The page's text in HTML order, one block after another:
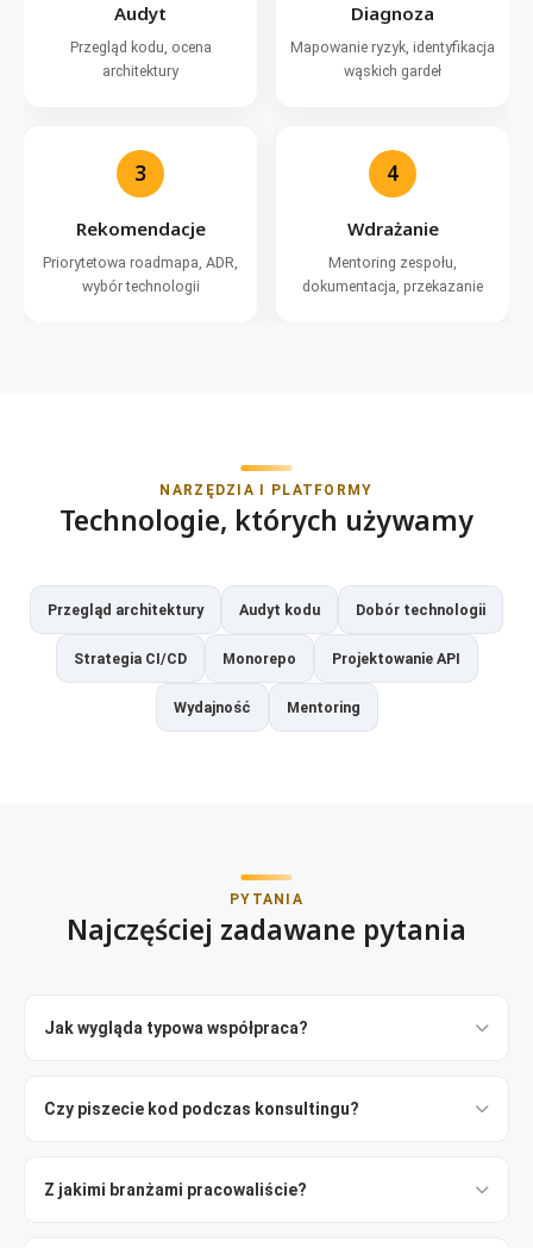
Audyt
Przegląd kodu, ocena
architektury
Diagnoza
Mapowanie ryzyk, identyfikacja
wąskich gardeł
3
Rekomendacje
Priorytetowa roadmapa, ADR,
wybór technologii
4
Wdrażanie
Mentoring zespołu,
dokumentacja, przekazanie
NARZĘDZIA I PLATFORMY
Technologie, których używamy
Przegląd architektury Audyt kodu Dobór technologii
Strategia CI/CD Monorepo Projektowanie API
Wydajność Mentoring
PYTANIA
Najczęściej zadawane pytania
Jak wygląda typowa współpraca?
Czy piszecie kod podczas konsultingu?
Z jakimi branżami pracowaliście?